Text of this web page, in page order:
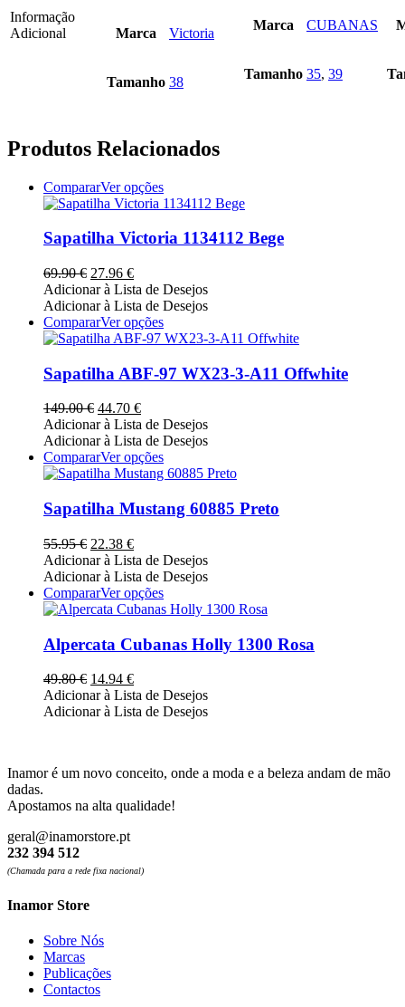
Informação
Adicional
Marca Victoria
Tamanho 38
Marca CUBANAS
Tamanho 35, 39
Produtos Relacionados
CompararVer opçõesThis
product
multiple
options
may
be
chosen
on
the
product
Sapatilha Victoria 1134112 Bege
69.90€ O
preço
original
era:
69.90 €.
27.96 €O
preço
atual
é:
27.96 €.
Adicionar à Lista de Desejos
Adicionar à Lista de Desejos
CompararVer opçõesThis
product
multiple
variants.
options
may
be
chosen
on
product
Sapatilha ABF-97 WX23-3-A11 Offwhite
149.00€ O
preço
original
era:
149.00 €.
44.70 €O
preço
atual
é:
44.70 €.
Adicionar à Lista de Desejos
Adicionar à Lista de Desejos
CompararVer opçõesThis
product
multiple
variants.
options
may
be
chosen
on
product
Sapatilha Mustang 60885 Preto
55.95€ O
preço
original
era:
55.95 €.
22.38 €O
preço
atual
é:
22.38 €.
Adicionar à Lista de Desejos
Adicionar à Lista de Desejos
CompararVer opçõesThis
product
multiple
variants.
options
may
the
page
Alpercata Cubanas Holly 1300 Rosa
49.80€ O
preço
original
14.94 €O
preço
atual
Adicionar à Lista de Desejos
Adicionar à Lista de Desejos
Inamor é um novo conceito, onde a moda e a beleza andam de mão
dadas.
Apostamos na alta qualidade!
geral@inamorstore.pt
232 394 512
(Chamada para a rede fixa nacional)
Inamor Store
Sobre Nós
Marcas
Publicações
Contactos